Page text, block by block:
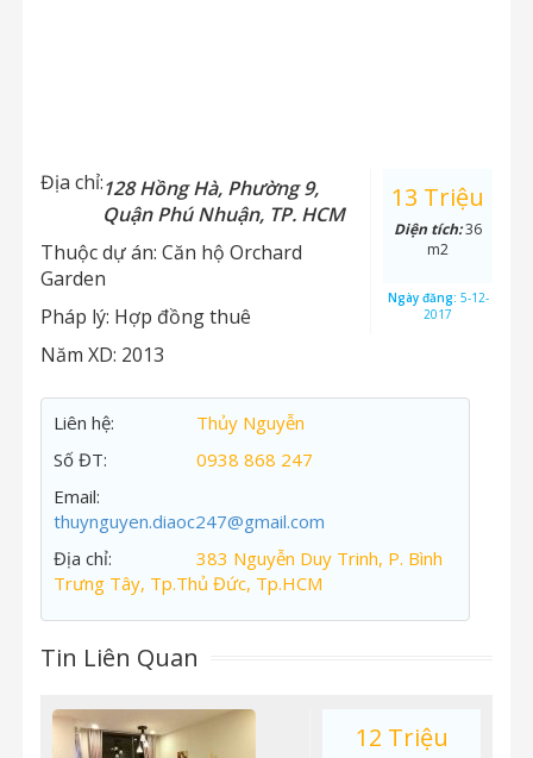
Địa chỉ:128 Hồng Hà, Phường 9,
Quận Phú Nhuận, TP. HCM
Thuộc dự án: Căn hộ Orchard
Garden
Pháp lý: Hợp đồng thuê
Năm XD: 2013
13 Triệu
Diện tích:36
m2
Ngày đăng: 5-12-
2017
Liên hệ:
Thủy Nguyễn
Số ĐT:
0938 868 247
Email:
thuynguyen.diaoc247@gmail.com
Địa chỉ:
383 Nguyễn Duy Trinh, P. Bình
Trưng Tây, Tp.Thủ Đức, Tp.HCM
Tin Liên Quan
12 Triệu